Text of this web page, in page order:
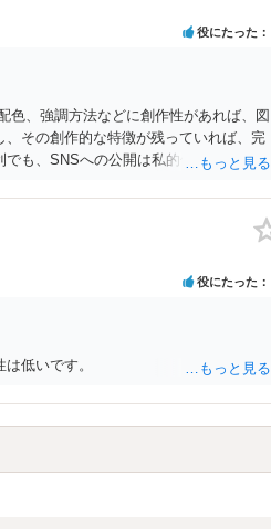
色、依頼者から提供された素材を希望
えられます。仮に具体的な画面構成の
談者の写真や文章等を制作実績として
契約書がなくても、見積書、メール、利
当した事実を記載したり、公開中のサ
。 人物写真については、通常のSNSへ
から判断されます。営業目的であり、
なりますが、自動的に肖像権侵害となる
ナーの利用規約を確認したうえで、「提
で明確に通知することをお勧めしま
ら削除を求めてください。
役にたった
、強調方法などに創作性があれば、図
その創作的な特徴が残っていれば、完
も、SNSへの公開は私的使用には当た
、必要な範囲に限られていることなど
る場合、引用と認められにくいでしょ
SNSで公開するには、教科書の図をトレ
分で構図や表現を工夫して作図する方
イセンス素材を、利用条件に従って使
学習用にとどめるのが安全です。
役にたった
低いです。